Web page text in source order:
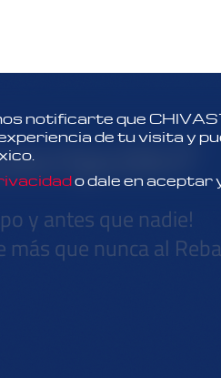
y antes que nadie!
que nunca al
notificarte que
de tu visita y
o dale en aceptar